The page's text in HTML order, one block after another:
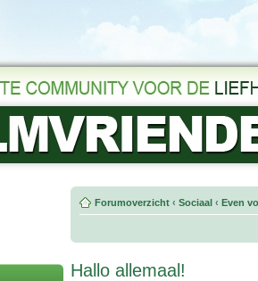
Forumoverzicht ‹ Sociaal ‹ Even
Hallo allemaal!